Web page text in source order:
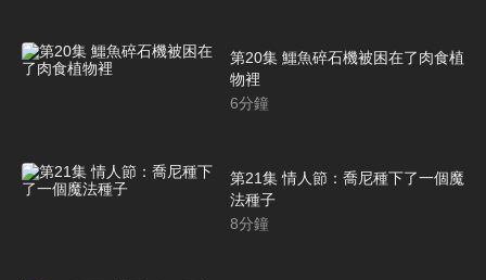
第20集 鱷魚碎石機被困在了肉食植
物裡
6分鐘
第21集 情人節：喬尼種下了一個魔
法種子
8分鐘